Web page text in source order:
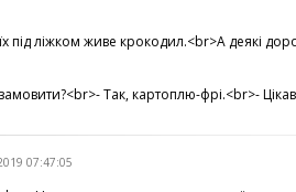
під ліжком живе крокодил.<br>А деякі
Так, картоплю-фрі.<br>-
07:47:05